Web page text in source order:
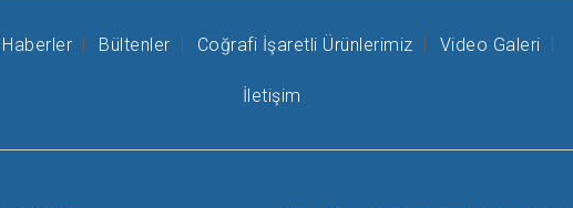
Haberler Bültenler Coğrafi İşaretli Ürünlerimiz Video Galeri
İletişim